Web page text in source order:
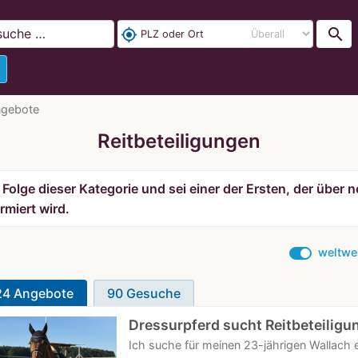
my_location search
Reitbeteiligungen
Folge dieser Kategorie und sei einer der Ersten, der über
wird.
Angebote 90 Gesuche
Dressurpferd sucht
Ich suche für meinen 23-jährigen Wallach